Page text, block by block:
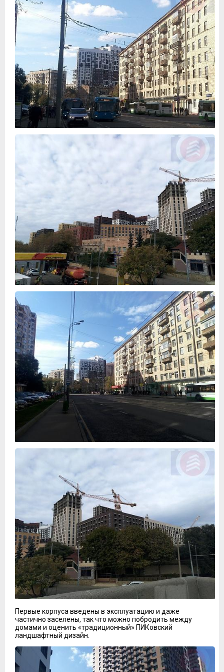
Первые корпуса введены в эксплуатацию и даже
частично заселены, так что можно побродить между
домами и оценить «традиционный» ПИКовский
ландшафтный дизайн.